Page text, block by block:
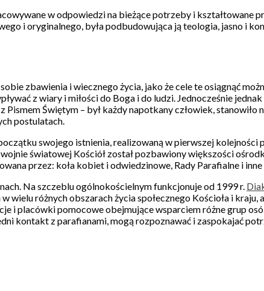
w odpowiedzi na bieżące potrzeby i kształtowane
i oryginalnego, była podbudowująca ją teologia, jasno i
zbawienia i wiecznego życia, jako że cele te osiągnąć
z wiary i miłości do Boga i do ludzi. Jednocześnie
Świętym – był każdy napotkany człowiek,
postulatach.
swojego istnienia, realizowaną w pierwszej kolejności
światowej Kościół został pozbawiony większości
przez: koła kobiet i odwiedzinowe, Rady Parafialne i
Na szczeblu ogólnokościelnym funkcjonuje od 1999 r.
wielu różnych obszarach życia społecznego Kościoła i
i placówki pomocowe obejmujące wsparciem różne grup
kontakt z parafianami, mogą rozpoznawać i zaspokajać